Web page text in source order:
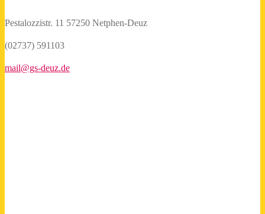
Pestalozzistr. 11 57250 Netphen-Deuz
(02737) 591103
mail@gs-deuz.de